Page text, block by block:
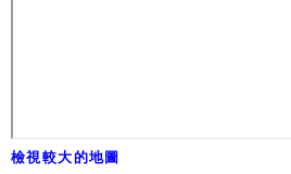
檢視較大的地圖